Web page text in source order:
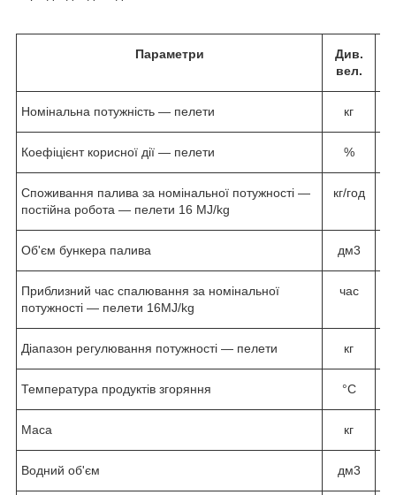
Параметри
Див.
вел.
Номінальна потужність — пелети кг
Коефіцієнт корисної дії — пелети %
Споживання палива за номінальної потужності —
постійна робота — пелети 16 MJ/kg
кг/год
Об'єм бункера палива дм3
Приблизний час спалювання за номінальної
потужності — пелети 16MJ/kg
час
Діапазон регулювання потужності — пелети кг
Температура продуктів згоряння °C
Маса кг
Водний об'єм дм3